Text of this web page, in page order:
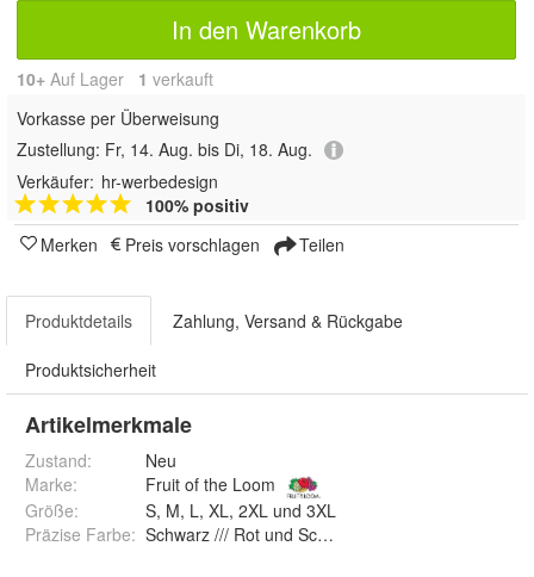
In den Warenkorb
10+ Auf Lager 1 verkauft
Vorkasse per Überweisung
Zustellung: Fr, 14. Aug. bis Di, 18. Aug.
Verkäufer: hr-werbedesign
100% positiv
Merken
Preis vorschlagen Teilen
Produktdetails Zahlung, Versand & Rückgabe
Produktsicherheit
Artikelmerkmale
Zustand:
Neu
Marke:
Fruit of the Loom
Größe:
S, M, L, XL, 2XL und 3XL
Präzise Farbe: Schwarz /// Rot und Schwarz /// Weiß